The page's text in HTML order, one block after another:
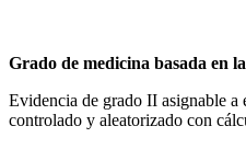
Grado de medicina basada en
Evidencia de grado II asignable a
controlado y aleatorizado con